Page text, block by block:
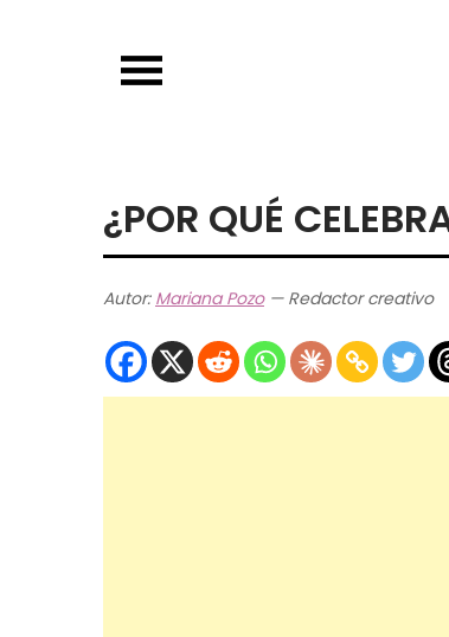
¿POR QUÉ
Autor: Mariana Pozo— Redactor creativo